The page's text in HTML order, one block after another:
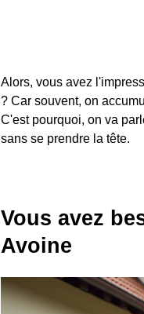
Alors, vous avez
? Car souvent, on
C'est pourquoi, on va
sans se prendre la tête.
Vous avez
Avoine